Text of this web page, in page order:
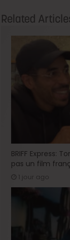
Related
BRIFF Express:
pas un film
1 jour ago